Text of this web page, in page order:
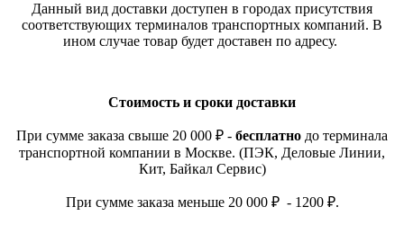
Данный вид доставки доступен в городах присутствия
соответствующих терминалов транспортных компаний. В
ином случае товар будет доставен по адресу.
Стоимость и сроки доставки
При сумме заказа свыше 20 000 ₽ - бесплатно до терминала
транспортной компании в Москве. (ПЭК, Деловые Линии,
Кит, Байкал Сервис)
При сумме заказа меньше 20 000 ₽ - 1200 ₽.